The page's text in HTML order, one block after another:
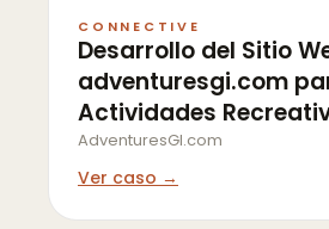
CONNECTIVE
Desarrollo del Sitio
adventuresgi.com
Actividades
AdventuresGI.com
Ver caso →